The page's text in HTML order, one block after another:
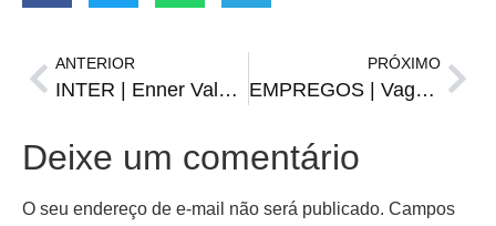
ANTERIOR
INTER | Enner Valencia deixa o clube e tem México como destino
PRÓXIMO
EMPREGOS | Vagas da FGTAS/Sine para quinta-feira, 101de setembro
Deixe um comentário
O seu endereço de e-mail não será publicado. Campos